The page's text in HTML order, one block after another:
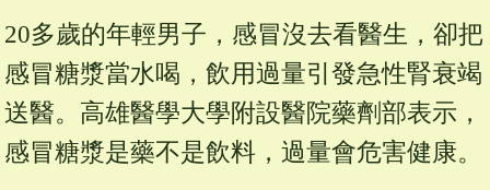
20多歲的年輕男子，感冒沒去看醫生，卻把
感冒糖漿當水喝，飲用過量引發急性腎衰竭
送醫。高雄醫學大學附設醫院藥劑部表示，
感冒糖漿是藥不是飲料，過量會危害健康。